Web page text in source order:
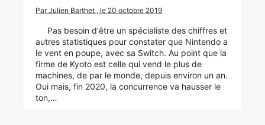
Par Julien Barthet , le 20 octobre 2019
Pas besoin d'être un spécialiste des chiffres et
autres statistiques pour constater que Nintendo a
le vent en poupe, avec sa Switch. Au point que la
firme de Kyoto est celle qui vend le plus de
machines, de par le monde, depuis environ un an.
Oui mais, fin 2020, la concurrence va hausser le
ton,…